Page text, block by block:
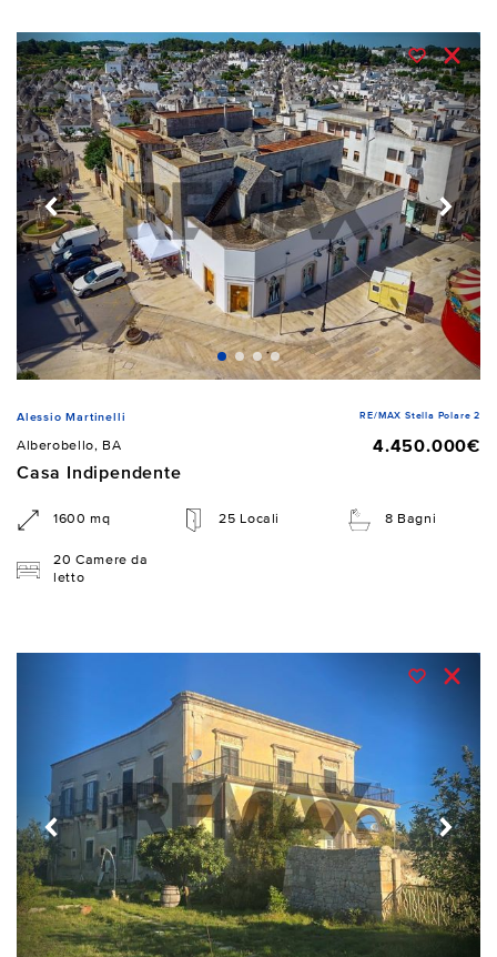
Alessio Martinelli RE/MAX Stella Polare 2
Alberobello, BA
4.450.000€
Casa Indipendente
1600 mq 25 Locali 8 Bagni
20 Camere da
letto